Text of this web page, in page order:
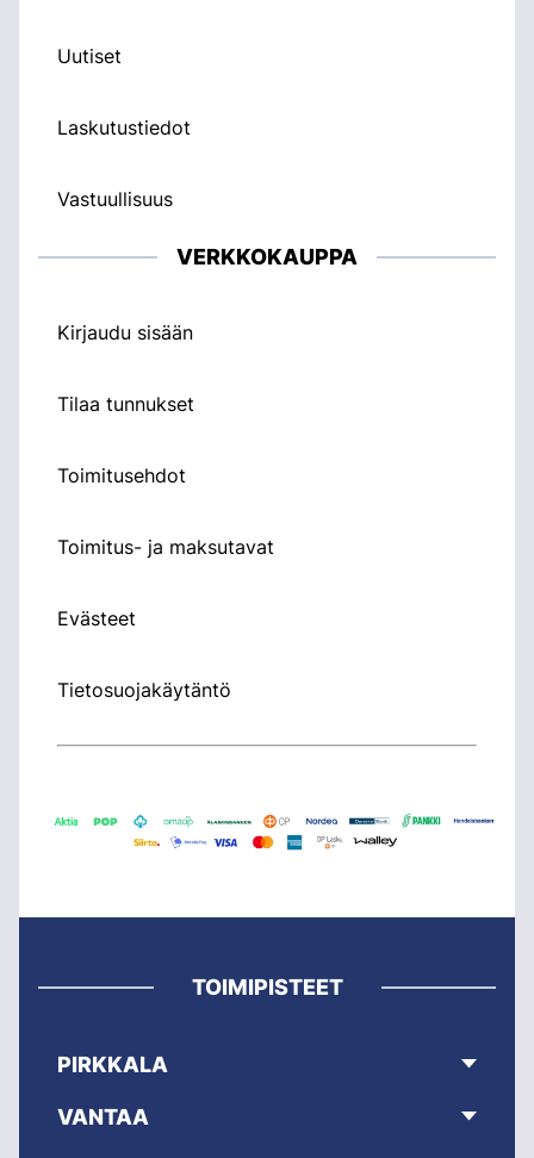
Uutiset
Laskutustiedot
Vastuullisuus
VERKKOKAUPPA
Kirjaudu sisään
Tilaa tunnukset
Toimitusehdot
Toimitus- ja maksutavat
Evästeet
Tietosuojakäytäntö
TOIMIPISTEET
PIRKKALA
VANTAA